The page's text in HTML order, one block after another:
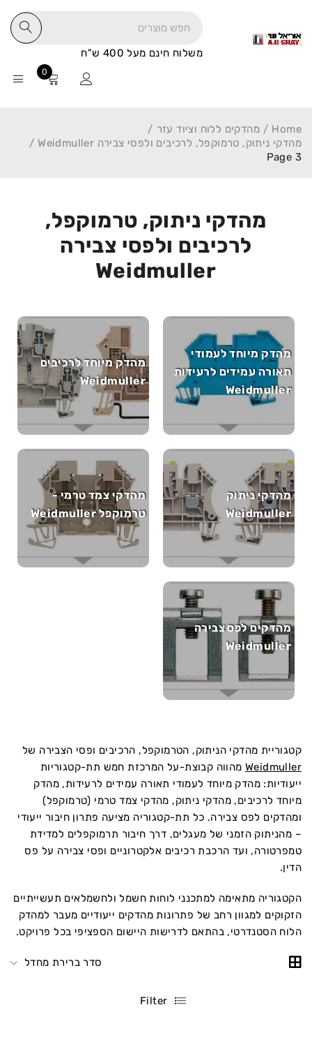
משלוח חינם מעל 400 ש"ח
0
מהדקי ניתוק, טרמוקפל,
לרכיבים ולפסי צבירה
Weidmuller
Home
/ מהדקים ללוח וציוד עזר /
מהדקי ניתוק, טרמוקפל, לרכיבים ולפסי צבירה Weidmuller
/
Page 3
מהדק מיוחד לעמודי
תאורה עמידים לרעידות
Weidmuller
מהדק מיוחד לרכיבים
Weidmuller
מהדקי ניתוק
Weidmuller
מהדקי צמד טרמי -
טרמוקפל Weidmuller
מהדקים לפס צבירה
Weidmuller
קטגוריית מהדקי הניתוק, הטרמוקפל, הרכיבים ופסי הצבירה של
Weidmuller מהווה קבוצת-על המרכזת חמש תת-קטגוריות
ייעודיות: מהדק מיוחד לעמודי תאורה עמידים לרעידות, מהדק
מיוחד לרכיבים, מהדקי ניתוק, מהדקי צמד טרמי (טרמוקפל)
ומהדקים לפס צבירה. כל תת-קטגוריה מציעה פתרון חיבור ייעודי
– מהניתוק הזמני של מעגלים, דרך חיבור תרמוקפלים למדידת
טמפרטורה, ועד הרכבת רכיבים אלקטרוניים ופסי צבירה על פס
הדין.
הקטגוריה מתאימה למתכנני לוחות חשמל ולחשמלאים תעשייתיים
הזקוקים למגוון רחב של פתרונות מהדקים ייעודיים מעבר למהדק
הלוח הסטנדרטי, בהתאם לדרישות היישום הספציפי בכל פרויקט.
סדר ברירת מחדל
Filter